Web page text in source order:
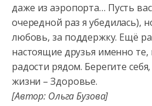
даже из аэропорта… Пусть
очередной раз я убедилась),
любовь, за поддержку. Ещё
настоящие друзья именно те,
радости рядом. Берегите
жизни – Здоровье.
[Автор: Ольга Бузова]